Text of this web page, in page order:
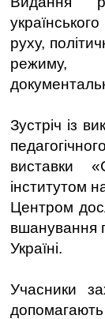
руху,
режиму,
Зустріч із
виставки
інститутом
Центром
вшанування
Україні.
Учасники